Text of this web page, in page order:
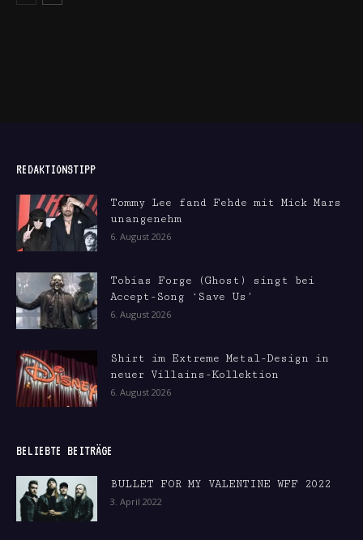
REDAKTIONSTIPP
Tommy Lee fand Fehde mit Mick Mars
unangenehm
6. August 2026
Tobias Forge (Ghost) singt bei
Accept-Song ‘Save Us’
6. August 2026
Shirt im Extreme Metal-Design in
neuer Villains-Kollektion
6. August 2026
BELIEBTE BEITRÄGE
BULLET FOR MY VALENTINE WFF 2022
3. April 2022